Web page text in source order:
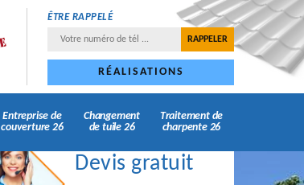
ÊTRE RAPPELÉ
RÉALISATIONS
Entreprise de
couverture 26
Changement
de tuile 26
Traitement de
charpente 26
Devis gratuit